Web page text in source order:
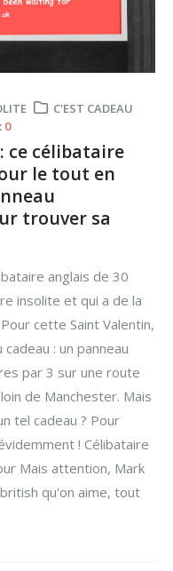
C'EST CADEAU
0
ce célibataire
le tout en
trouver sa
anglais de 30
insolite et qui a de la
cette Saint Valentin,
: un panneau
par 3 sur une route
de Manchester. Mais
tel cadeau ? Pour
! Célibataire
Mais attention, Mark
qu'on aime, tout